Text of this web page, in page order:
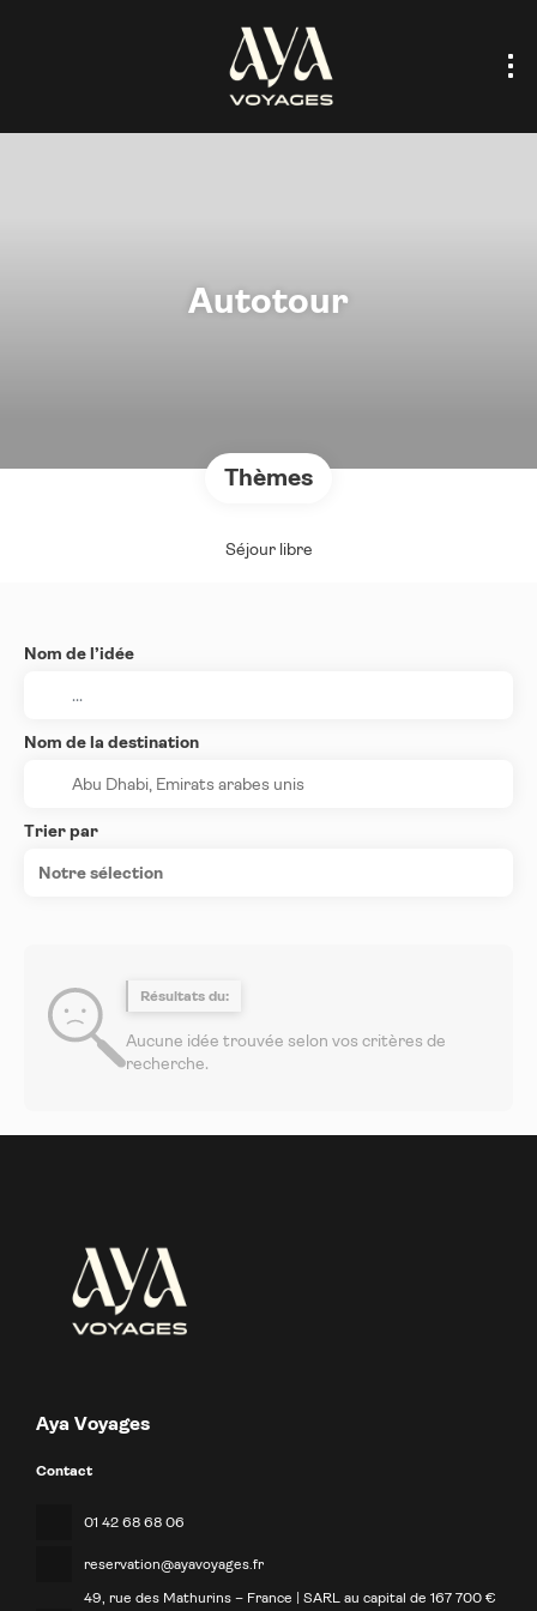
Autotour
Thèmes
Séjour libre
Nom de l’idée
Nom de la destination
Trier par
Notre sélection
Résultats du:
Aucune idée trouvée selon vos critères de
recherche.
Aya Voyages
Contact
01 42 68 68 06
reservation@ayavoyages.fr
49, rue des Mathurins – France | SARL au capital de 167 700 €